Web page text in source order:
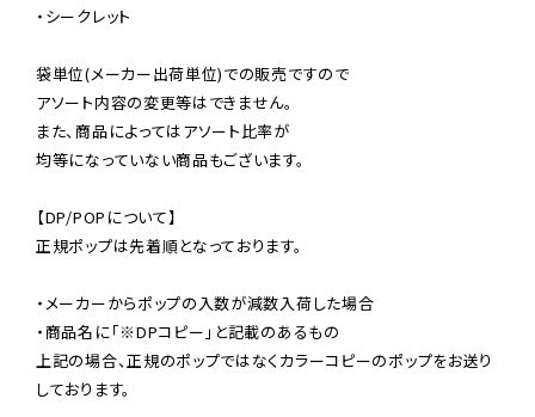
・シークレット
袋単位(メーカー出荷単位)での販売ですので
アソート内容の変更等はできません。
また、商品によってはアソート比率が
均等になっていない商品もございます。
【DP/POPについて】
正規ポップは先着順となっております。
・メーカーからポップの入数が減数入荷した場合
・商品名に「※DPコピー」と記載のあるもの
上記の場合、正規のポップではなくカラーコピーのポップをお送り
しております。